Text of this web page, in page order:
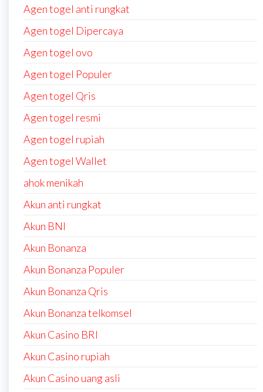
Agen togel anti rungkat
Agen togel Dipercaya
Agen togel ovo
Agen togel Populer
Agen togel Qris
Agen togel resmi
Agen togel rupiah
Agen togel Wallet
ahok menikah
Akun anti rungkat
Akun BNI
Akun Bonanza
Akun Bonanza Populer
Akun Bonanza Qris
Akun Bonanza telkomsel
Akun Casino BRI
Akun Casino rupiah
Akun Casino uang asli